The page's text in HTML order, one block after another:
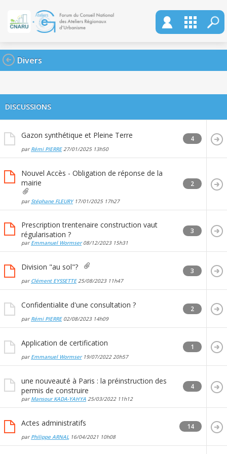
Divers
DISCUSSIONS
Gazon synthétique et Pleine Terre
par Rémi PIERRE27/01/2025 13h50
4
Nouvel Accès - Obligation de réponse de la
mairie
par Stéphane FLEURY17/01/2025 17h27
2
Prescription trentenaire construction vaut
régularisation ?
par Emmanuel Wormser08/12/2023 15h31
3
Division "au sol"?
par Clément EYSSETTE25/08/2023 11h47
3
Confidentialite d'une consultation ?
par Rémi PIERRE02/08/2023 14h09
2
Application de certification
par Emmanuel Wormser19/07/202220h57
1
une nouveauté à Paris : la préinstruction des
permis de construire
par Mansour KADA-YAHYA 25/03/2022 11h12
4
Actes administratifs
par Philippe ARNAL16/04/2021 10h08
14